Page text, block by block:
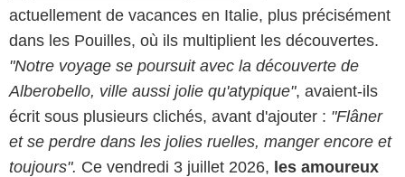
actuellement de vacances en Italie, plus précisément
dans les Pouilles, où ils multiplient les découvertes.
"Notre voyage se poursuit avec la découverte de
Alberobello, ville aussi jolie qu'atypique", avaient-ils
écrit sous plusieurs clichés, avant d'ajouter : "Flâner
et se perdre dans les jolies ruelles, manger encore et
toujours". Ce vendredi 3 juillet 2026, les amoureux